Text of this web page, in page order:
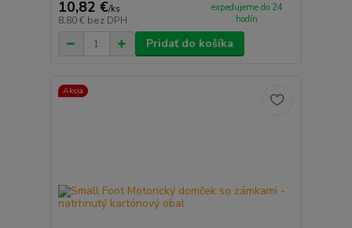
10,82 €/ks
8,80 € bez DPH
expedujeme do 24
hodín
Pridať do košíka
Akcia